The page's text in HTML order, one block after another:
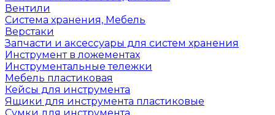
Вентили
Система хранения, Мебель
Верстаки
Запчасти и аксессуары для систем хранения
Инструмент в ложементах
Инструментальные тележки
Мебель пластиковая
Кейсы для инструмента
Ящики для инструмента пластиковые